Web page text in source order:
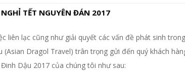
TẾT NGUYÊN ĐÁN 2017
liên lạc cũng như giải quyết các vấn đề phát sinh
(Asian Dragol Travel) trân trọng gửi đến quý khách
Dậu 2017 của chúng tôi như sau: